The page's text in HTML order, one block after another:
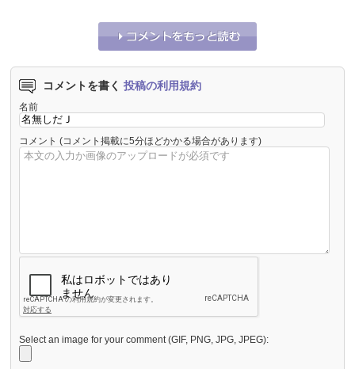
コメントを書く 投稿の利用規約
名前
コメント (コメント掲載に5分ほどかかる場合があります)
Select an image for your comment (GIF, PNG, JPG, JPEG):